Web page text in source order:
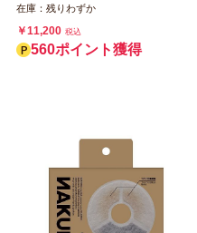
在庫：残りわずか
￥11,200 税込
560ポイント獲得